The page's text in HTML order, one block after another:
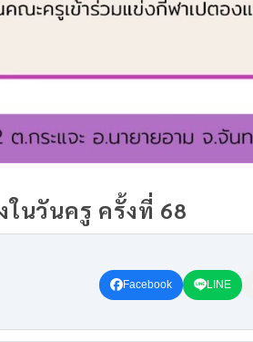
นวันครู ครั้งที่ 68
Facebook LINE